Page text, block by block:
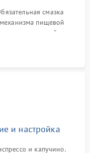
смазка
пищевой
программной
от кофейных масел.
и настройка
и капучино.